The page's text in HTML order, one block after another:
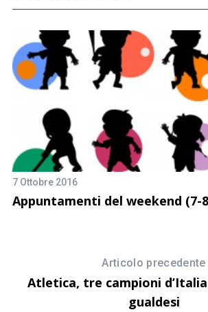
7 Ottobre 2016
Appuntamenti del weekend
Articolo precedente
Atletica, tre campioni
gualdesi